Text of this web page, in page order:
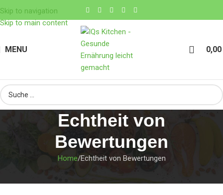
Skip to navigation
Skip to main content
MENU 0,00
Echtheit von
Bewertungen
Home Echtheit von Bewertungen